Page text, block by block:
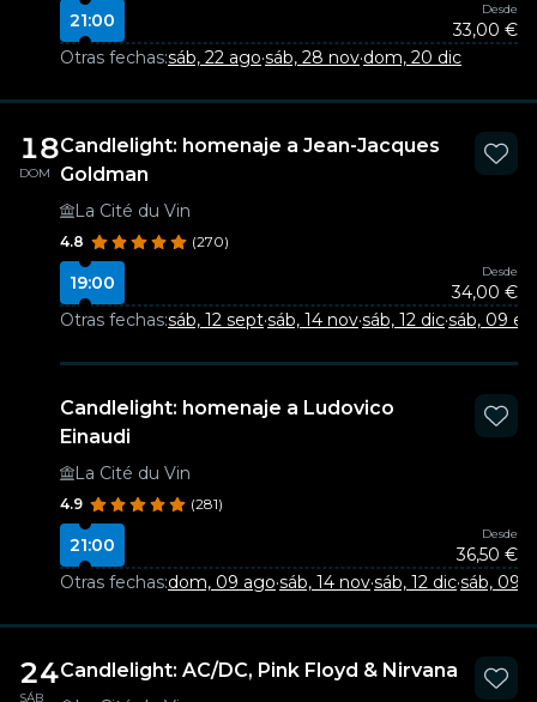
21:00
Desde
33,00 €
Otras fechas:sáb, 22 ago·sáb, 28 nov·dom, 20 dic
18
DOM
Candlelight: homenaje a Jean-Jacques
Goldman
La Cité du Vin
4.8 (270)
19:00
Desde
34,00 €
Otras fechas:sáb, 12 sept·sáb, 14 nov·sáb, 12 dic·sáb, 09
Candlelight: homenaje a Ludovico
Einaudi
La Cité du Vin
4.9 (281)
21:00
Desde
36,50 €
Otras fechas:dom, 09 ago·sáb, 14 nov·sáb, 12 dic·sáb, 09
24
SÁB
Candlelight: AC/DC, Pink Floyd & Nirvana